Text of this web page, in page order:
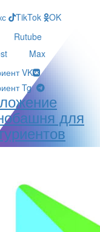
TikTok
OK
Rutube
Max
VK
Tg
для